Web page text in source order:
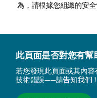
為，請根據您組織的安全
此頁面是否對您有幫
若您發現此頁面或其內
技術錯誤——請告知我們！